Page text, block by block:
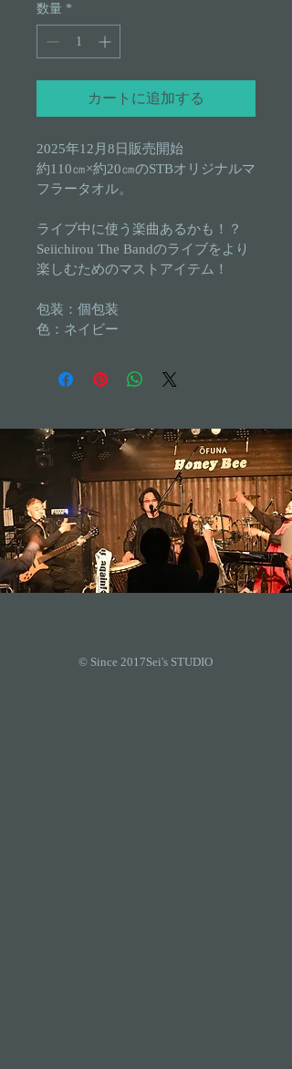
数量 *
カートに追加する
2025年12月8日販売開始
約110㎝×約20㎝のSTBオリジナルマ
フラータオル。
ライブ中に使う楽曲あるかも！？
Seiichirou The Bandのライブをより
楽しむためのマストアイテム！
包装：個包装
色：ネイビー
© Since 2017Sei's STUDIO